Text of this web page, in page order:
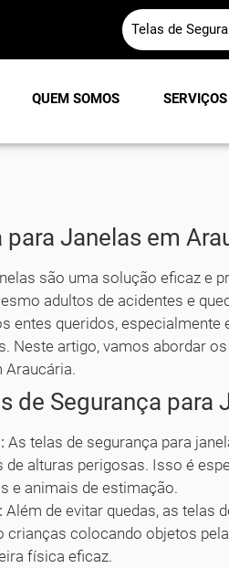
Telas de
QUEM SOMOS SERVIÇOS
para Janelas em
são uma solução eficaz e
adultos de acidentes e
entes queridos,
Neste artigo, vamos abordar
Araucária.
de Segurança para
As telas de segurança para
de alturas perigosas. Isso é
e animais de estimação.
Além de evitar quedas, as telas
crianças colocando objetos
física eficaz.